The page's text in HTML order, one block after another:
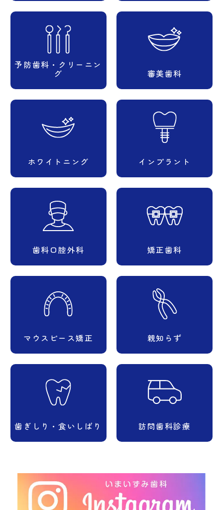
予防歯科・クリーニン
グ
審美歯科
ホワイトニング インプラント
歯科口腔外科 矯正歯科
マウスピース矯正 親知らず
歯ぎしり・食いしばり 訪問歯科診療